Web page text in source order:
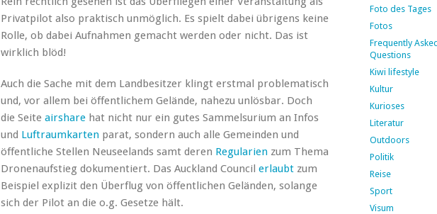
Privatpilot also praktisch unmöglich. Es spielt dabei übrigens keine
Rolle, ob dabei Aufnahmen gemacht werden oder nicht. Das ist
wirklich blöd!
Auch die Sache mit dem Landbesitzer klingt erstmal problematisch
und, vor allem bei öffentlichem Gelände, nahezu unlösbar. Doch
die Seite airsharehat nicht nur ein gutes Sammelsurium an Infos
und Luftraumkartenparat, sondern auch alle Gemeinden und
öffentliche Stellen Neuseelands samt deren Regularienzum Thema
Dronenaufstieg dokumentiert. Das Auckland Council erlaubtzum
Beispiel explizit den Überflug von öffentlichen Geländen, solange
sich der Pilot an die o.g. Gesetze hält.
Foto des Tages
Fotos
Frequently
Questions
Kiwi lifestyle
Kultur
Kurioses
Literatur
Outdoors
Politik
Reise
Sport
Visum